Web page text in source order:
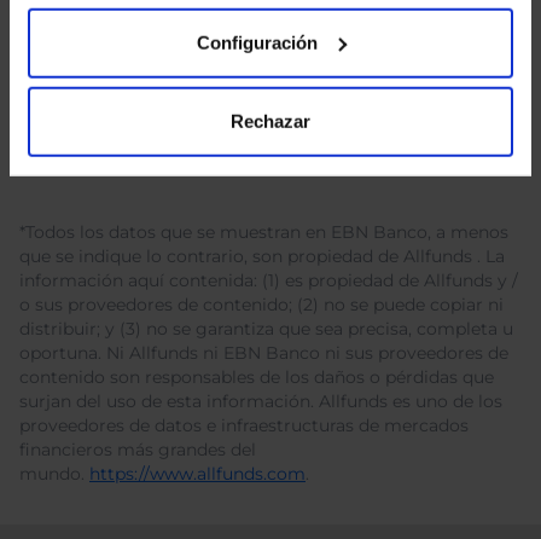
Configuración
Rechazar
*Todos los datos que se muestran en EBN Banco, a menos
que se indique lo contrario, son propiedad de Allfunds . La
información aquí contenida: (1) es propiedad de Allfunds y /
o sus proveedores de contenido; (2) no se puede copiar ni
distribuir; y (3) no se garantiza que sea precisa, completa u
oportuna. Ni Allfunds ni EBN Banco ni sus proveedores de
contenido son responsables de los daños o pérdidas que
surjan del uso de esta información. Allfunds es uno de los
proveedores de datos e infraestructuras de mercados
financieros más grandes del
mundo. https://www.allfunds.com.